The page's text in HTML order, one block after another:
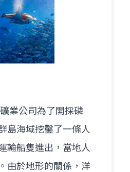
業公司為了開採磷
島海域挖鑿了一條人
輸船隻進出，當地人
由於地形的關係，洋